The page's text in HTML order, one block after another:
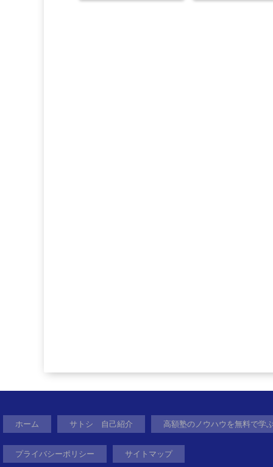
ホーム サトシ 自己紹介 高額塾のノウハウを無料で学
プライバシーポリシー サイトマップ